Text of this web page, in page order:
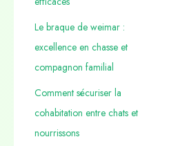
Le braque de weimar :
excellence en chasse et
compagnon familial
Comment sécuriser la
cohabitation entre chats et
nourrissons